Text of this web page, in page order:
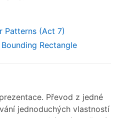
Patterns (Act 7)
Rectangle
Převod z jedné
jednoduchých vlastností